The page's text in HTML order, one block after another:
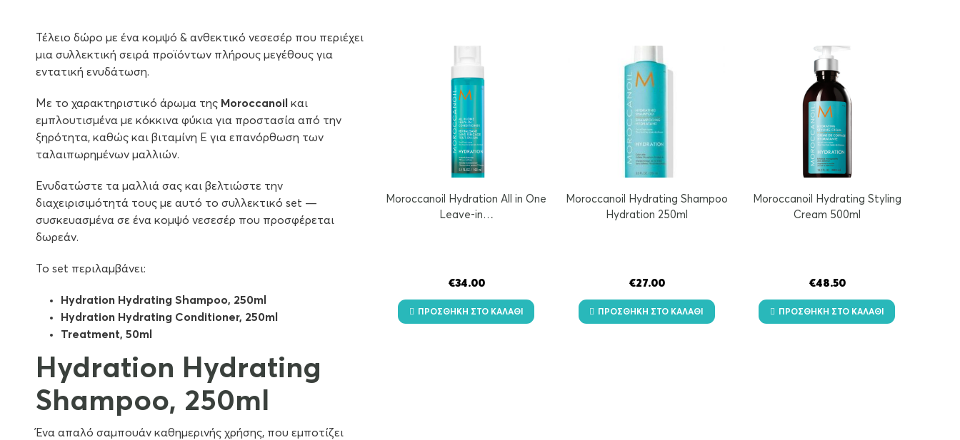
Τέλειο δώρο με ένα κομψό & ανθεκτικό νεσεσέρ που περιέχει
μια συλλεκτική σειρά προϊόντων πλήρους μεγέθους για
εντατική ενυδάτωση.
Με το χαρακτηριστικό άρωμα της Moroccanoil και
εμπλουτισμένα με κόκκινα φύκια για προστασία από την
ξηρότητα, καθώς και βιταμίνη Ε για επανόρθωση των
ταλαιπωρημένων μαλλιών.
Ενυδατώστε τα μαλλιά σας και βελτιώστε την
διαχειρισιμότητά τους με αυτό το συλλεκτικό set —
συσκευασμένα σε ένα κομψό νεσεσέρ που προσφέρεται
δωρεάν.
Το set περιλαμβάνει:
Hydration Hydrating Shampoo, 250ml
Hydration Hydrating Conditioner, 250ml
Treatment, 50ml
Hydration Hydrating
Shampoo, 250ml
Ένα απαλό σαμπουάν καθημερινής χρήσης, που εμποτίζει
Moroccanoil Hydration All in One
Leave-in…
€34.00
ΠΡΟΣΘΉΚΗ ΣΤΟ ΚΑΛΆΘΙ
Moroccanoil Hydrating Shampoo
Hydration 250ml
€27.00
ΠΡΟΣΘΉΚΗ ΣΤΟ ΚΑΛΆΘΙ
Moroccanoil Hydrating Styling
Cream 500ml
€48.50
ΠΡΟΣΘΉΚΗ ΣΤΟ ΚΑΛΆΘΙ